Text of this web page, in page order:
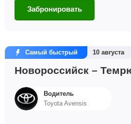
Забронировать
Самый быстрый 10 августа
Новороссийск –
Водитель
Toyota Avensis